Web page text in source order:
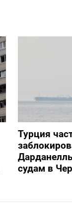
Турция
судам в